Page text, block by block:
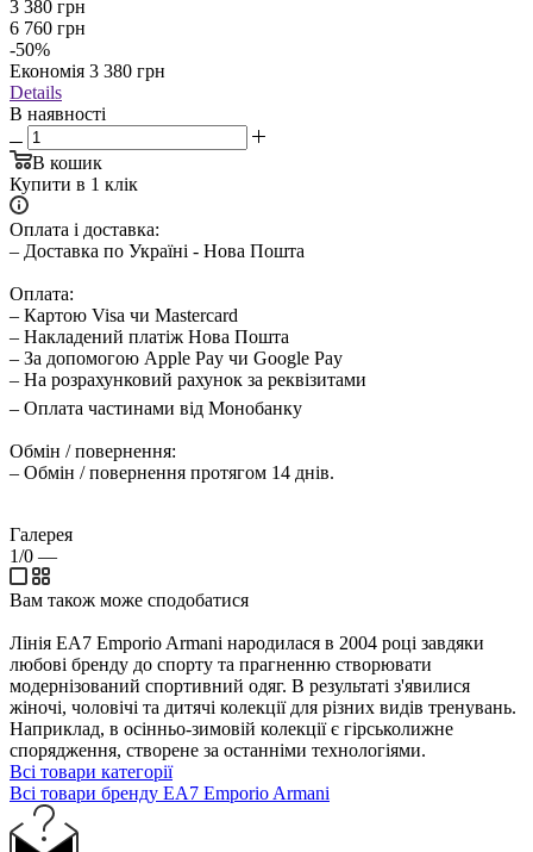
3 380 грн
6 760 грн
-50%
Економія 3 380 грн
Details
В наявності
В кошик
Купити в 1 клік
Оплата і доставка:
– Доставка по Україні - Нова Пошта
Оплата:
– Картою Visa чи Mastercard
– Накладений платіж Нова Пошта
– За допомогою Apple Pay чи Google Pay
– На розрахунковий рахунок за реквізитами
– Оплата частинами від Монобанку
Обмін / повернення:
– Обмін / повернення протягом 14 днів.
Галерея
1/0 —
Вам також може сподобатися
Лінія EA7 Emporio Armani народилася в 2004 році завдяки
любові бренду до спорту та прагненню створювати
модернізований спортивний одяг. В результаті з'явилися
жіночі, чоловічі та дитячі колекції для різних видів тренувань.
Наприклад, в осінньо-зимовій колекції є гірськолижне
спорядження, створене за останніми технологіями.
Всі товари категорії
Всі товари бренду EA7 Emporio Armani